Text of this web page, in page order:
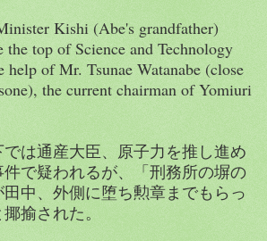
Kishi (Abe's grandfather)
the top of Science and Technology
help of Mr. Tsunae Watanabe (close
the current chairman of Yomiuri
は通産大臣、原子力を推し進め
で疑われるが、「刑務所の塀の
中、外側に堕ち勲章までもらっ
揄された。